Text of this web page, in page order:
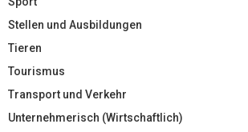
Stellen und Ausbildungen
Tieren
Tourismus
Transport und Verkehr
Unternehmerisch (Wirtschaftlich)